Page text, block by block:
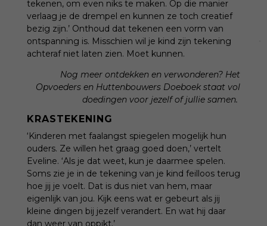
tekenen, om even niks te maken. Op die manier
verlaag je de drempel en kunnen ze toch creatief
bezig zijn.’ Onthoud dat tekenen een vorm van
ontspanning is. Misschien wil je kind zijn tekening
achteraf niet laten zien. Moet kunnen.
Nog meer ontdekken en verwonderen? Het
Opvoeders en Huttenbouwers Doeboekstaat vol
doedingen voor jezelf of jullie samen.
KRASTEKENING
‘Kinderen met faalangst spiegelen mogelijk hun
ouders. Ze willen het graag goed doen,’ vertelt
Eveline. ‘Als je dat weet, kun je daarmee spelen.
Soms zie je in de tekening van je kind feilloos terug
hoe jij je voelt. Dat is dus niet van hem, maar
eigenlijk van jou. Kijk eens wat er gebeurt als jij
kleine dingen bij jezelf verandert. En wat hij daar
dan weer van oppikt.’